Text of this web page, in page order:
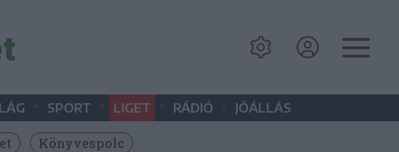
• SPORT • LIGET • RÁDIÓ • JÓÁLLÁS
Könyvespolc